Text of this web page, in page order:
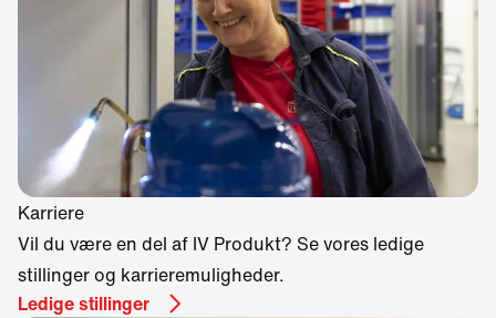
Karriere
Vil du være en del af IV Produkt? Se vores ledige
stillinger og karrieremuligheder.
Ledige stillinger